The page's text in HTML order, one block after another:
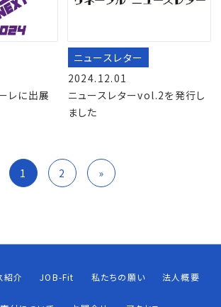
レに出展
ニュースレター
2024.12.01
ニュースレターvol.2を発行し
ました
投
稿
ペ
ー
1 2 »
紹介 JOB-Fit 私たちの願い 法人概要